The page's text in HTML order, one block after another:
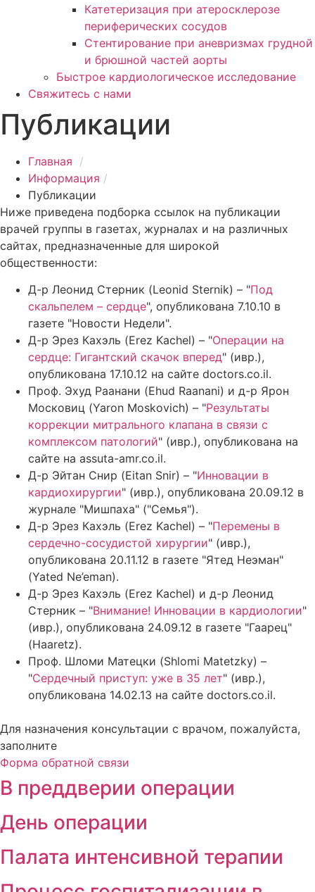
Катетеризация при атеросклерозе
периферических сосудов
Cтентирование при аневризмах
и брюшной частей аорты
Быстрое кардиологическое исследование
Свяжитесь с нами
Публикации
Главная
Информация
Публикации
Ниже приведена подборка ссылок на публикации
врачей группы в газетах, журналах и на различных
сайтах, предназначенные для широкой
общественности:
Д-р Леонид Стерник (Leonid Sternik) – "Под
скальпелем – сердце ", опубликована 7.10.10 в
газете "Новости Недели".
Д-р Эрез Кахэль (Erez Kachel) – "Операции на
сердце: Гигантский скачок вперед " (ивр.),
опубликована 17.10.12 на сайте doctors.co.il.
Проф. Эхуд Раанани (Ehud Raanani) и д-р Ярон
Московиц (Yaron Moskovich) – "Результаты
коррекции митрального клапана в связи с
комплексом патологий " (ивр.), опубликована на
сайте на assuta-amr.co.il.
Д-р Эйтан Снир (Eitan Snir) – "Инновации в
кардиохирургии " (ивр.), опубликована 20.09.12 в
журнале "Мишпаха" ("Семья").
Д-р Эрез Кахэль (Erez Kachel) – "Перемены в
сердечно-сосудистой хирургии " (ивр.),
опубликована 20.11.12 в газете "Ятед Неэман"
(Yated Ne’eman).
Д-р Эрез Кахэль (Erez Kachel) и д-р Леонид
Стерник – "Внимание! Инновации в кардиологии
(ивр.), опубликована 24.09.12 в газете "Гаарец"
(Haaretz).
Проф. Шломи Матецки (Shlomi Matetzky) –
"Сердечный приступ: уже в 35 лет " (ивр.),
опубликована 14.02.13 на сайте doctors.co.il.
Для назначения консультации с врачом, пожалуйста,
заполните
Форма обратной связи
В преддверии операции
День операции
Палата интенсивной терапии